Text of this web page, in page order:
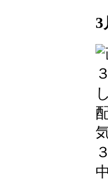
3